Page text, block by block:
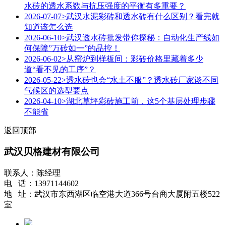
水砖的透水系数与抗压强度的平衡有多重要？
2026-07-07>武汉水泥彩砖和透水砖有什么区别？看完就
知道该怎么选
2026-06-10>武汉透水砖批发带你探秘：自动化生产线如
何保障”万砖如一”的品控！
2026-06-02>从窑炉到样板间：彩砖价格里藏着多少
道“看不见的工序”？
2026-05-22>透水砖也会“水土不服”？透水砖厂家谈不同
气候区的选型要点
2026-04-10>湖北草坪彩砖施工前，这5个基层处理步骤
不能省
返回顶部
武汉贝格建材有限公司
联系人：陈经理
电 话：13971144602
地 址：武汉市东西湖区临空港大道366号台商大厦附五楼522
室